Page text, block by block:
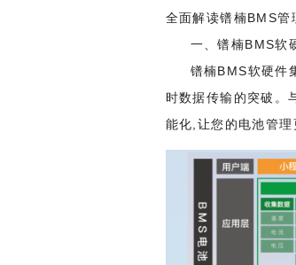
全面解读镨楠BMS管
一、镨楠BMS软
镨楠BMS软硬件
时数据传输的突破。
能化,让您的电池管理